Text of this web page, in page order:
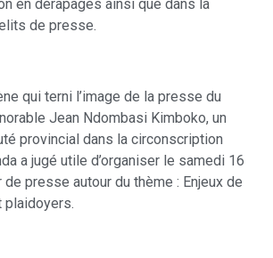
en dérapages ainsi que dans la
de presse.
qui terni l’image de la presse du
Jean Ndombasi Kimboko, un
provincial dans la circonscription
a jugé utile d’organiser le samedi 16
presse autour du thème : Enjeux de
plaidoyers.